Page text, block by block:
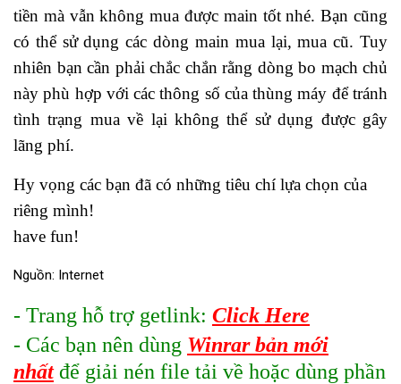
tiền mà vẫn không mua được main tốt nhé.Bạn cũng
có thể sử dụng các dòng main mua lại, mua cũ. Tuy
nhiên bạn cần phải chắc chắn rằng dòng bo mạch chủ
này phù hợp với các thông số của thùng máy để tránh
tình trạng mua về lại không thể sử dụng được gây
lãng phí.
Hy vọng các bạn đã có những tiêu chí lựa chọn của
riêng mình!
have fun!
Nguồn: Internet
- Trang hỗ trợ getlink: Click Here
- Các bạn nên dùng Winrar bản mới
nhấtđể giải nén file tải về hoặc dùng phần